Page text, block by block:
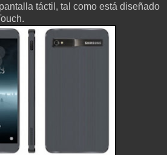
táctil, tal como está diseñado